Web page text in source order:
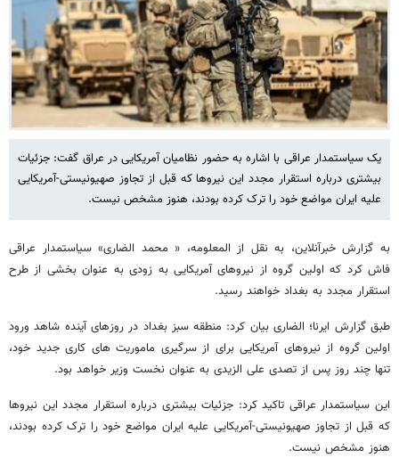
یک سیاستمدار عراقی با اشاره به حضور نظامیان آمریکایی در عراق گفت: جزئیات
بیشتری درباره استقرار مجدد این نیروها که قبل از تجاوز صهیونیستی-آمریکایی
علیه ایران مواضع خود را ترک کرده بودند، هنوز مشخص نیست.
به گزارش خبرآنلاین، به نقل از المعلومه، « محمد الضاری» سیاستمدار عراقی
فاش کرد که اولین گروه از نیروهای آمریکایی به زودی به عنوان بخشی از طرح
استقرار مجدد به بغداد خواهند رسید.
طبق گزارش ایرنا؛ الضاری بیان کرد: منطقه سبز بغداد در روزهای آینده شاهد ورود
اولین گروه از نیروهای آمریکایی برای از سرگیری ماموریت های کاری جدید خود،
تنها چند روز پس از تصدی علی الزیدی به عنوان نخست وزیر خواهد بود.
این سیاستمدار عراقی تاکید کرد: جزئیات بیشتری درباره استقرار مجدد این نیروها
که قبل از تجاوز صهیونیستی-آمریکایی علیه ایران مواضع خود را ترک کرده بودند،
هنوز مشخص نیست.